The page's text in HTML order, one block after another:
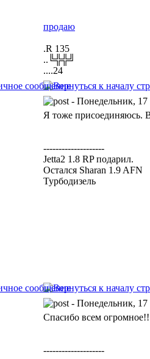
продаю
.R 135
..╚╬╬╝
....24
- Понедельник, 17
Я тоже присоединяюсь.
--------------------
Jetta2 1.8 RP подарил.
Остался Sharan 1.9 AFN
Турбодизель
- Понедельник, 17
Спасибо всем
--------------------